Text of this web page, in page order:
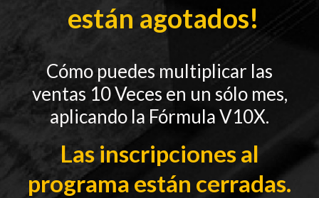
están agotados!
Cómo puedes multiplicar las
ventas 10 Veces en un sólo mes,
aplicando la Fórmula V10X.
Las inscripciones al
programa están cerradas.